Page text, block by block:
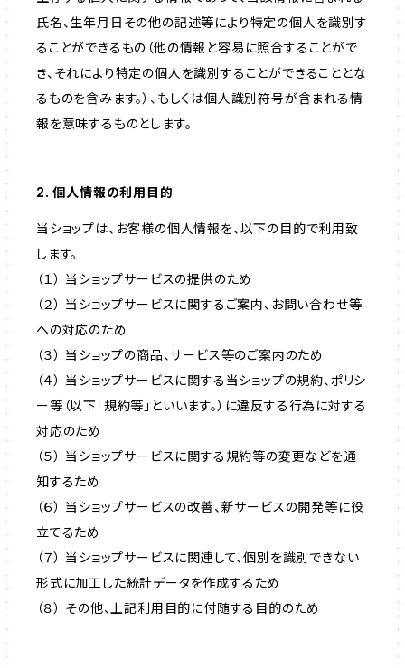
氏名、生年月日その他の記述等により特定の個人を識別す
ることができるもの（他の情報と容易に照合することがで
き、それにより特定の個人を識別することができることとな
るものを含みます。）、もしくは個人識別符号が含まれる情
報を意味するものとします。
2. 個人情報の利用目的
当ショップは、お客様の個人情報を、以下の目的で利用致
します。
（１） 当ショップサービスの提供のため
（２） 当ショップサービスに関するご案内、お問い合わせ等
への対応のため
（３） 当ショップの商品、サービス等のご案内のため
（４） 当ショップサービスに関する当ショップの規約、ポリシ
ー等（以下「規約等」といいます。）に違反する行為に対する
対応のため
（５） 当ショップサービスに関する規約等の変更などを通
知するため
（６） 当ショップサービスの改善、新サービスの開発等に役
立てるため
（７） 当ショップサービスに関連して、個別を識別できない
形式に加工した統計データを作成するため
（８） その他、上記利用目的に付随する目的のため